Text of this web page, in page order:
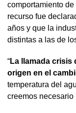
comportamiento
recurso fue
años y que la
distintas a las de
“La llamada crisis
origen en el
temperatura del
creemos necesario